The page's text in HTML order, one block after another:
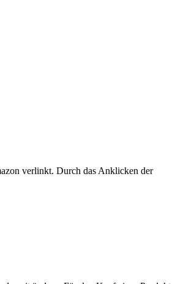
verlinkt. Durch das Anklicken der